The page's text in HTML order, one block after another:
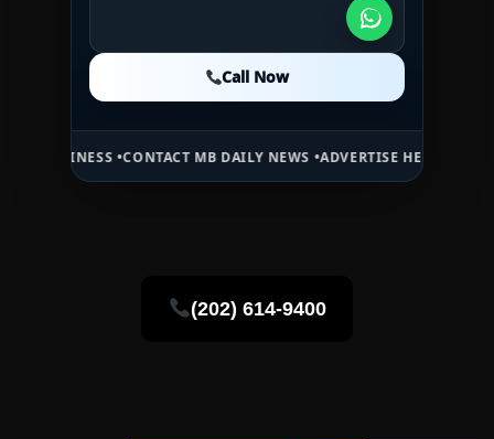
Call Now
Call Now
CONTACT MB DAILY NEWS •ADVERTISE HERE •PREMIUM
(202) 614-9400